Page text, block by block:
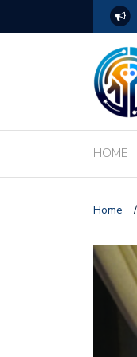
ើងដោយអ្នកគាំទ្ររឿងអានីម
HOME
Home /